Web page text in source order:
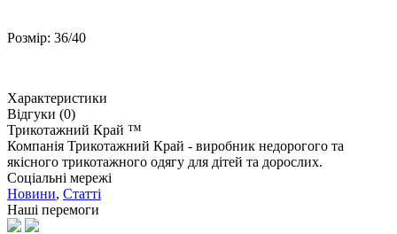
Розмір: 36/40
Характеристики
Відгуки (0)
Трикотажний Край ™
Компанія Трикотажний Край - виробник недорогого та
якісного трикотажного одягу для дітей та дорослих.
Соціальні мережі
Новини, Статті
Наші перемоги